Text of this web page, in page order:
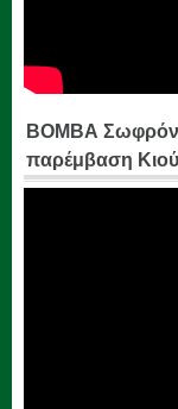
ΒΟΜΒΑ
παρέμβαση